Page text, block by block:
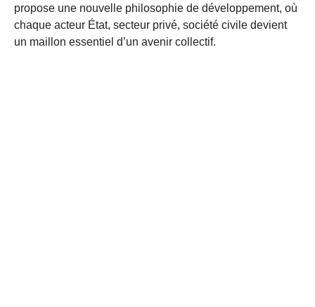
propose une nouvelle philosophie de développement, où
chaque acteur État, secteur privé, société civile devient
un maillon essentiel d’un avenir collectif.